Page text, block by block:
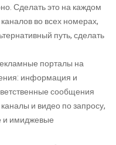
Сделать это на каждом
во всех номерах,
путь, сделать
порталы на
информация и
сообщения
и видео по запросу,
и имиджевые